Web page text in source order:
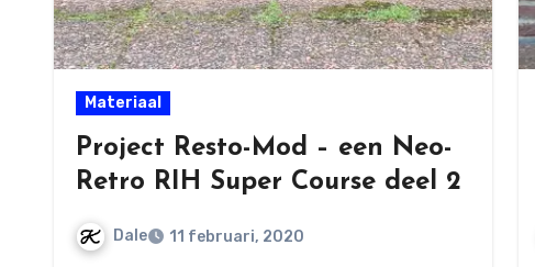
Materiaal
Project Resto-Mod – een Neo-
Retro RIH Super Course deel 2
Dale 11 februari, 2020